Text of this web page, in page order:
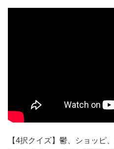
【4択クイズ】鬱、ショッピ